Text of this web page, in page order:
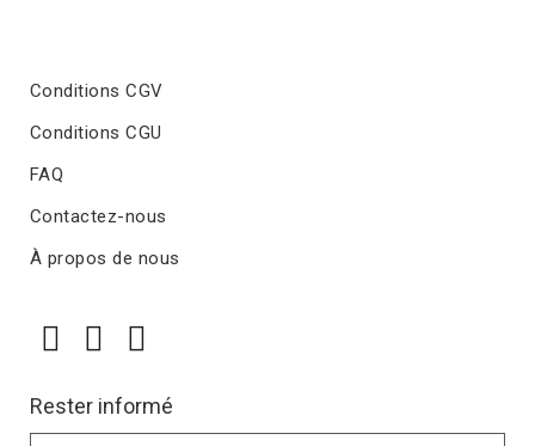
Conditions CGV
Conditions CGU
FAQ
Contactez-nous
À propos de nous
Rester informé